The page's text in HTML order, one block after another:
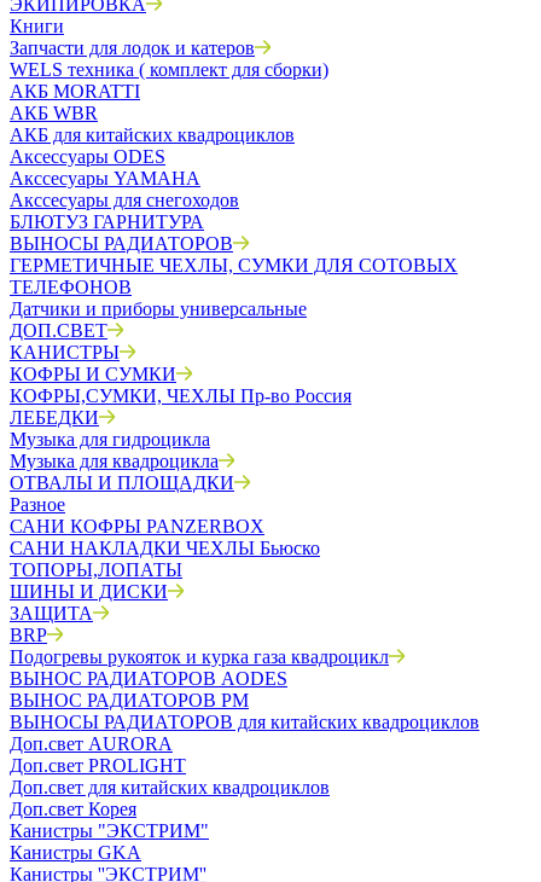
ЭКИПИРОВКА
Книги
Запчасти для лодок и катеров
WELS техника ( комплект для сборки)
АКБ MORATTI
АКБ WBR
АКБ для китайских квадроциклов
Аксессуары ODES
Акссесуары YAMAHA
Акссесуары для снегоходов
БЛЮТУЗ ГАРНИТУРА
ВЫНОСЫ РАДИАТОРОВ
ГЕРМЕТИЧНЫЕ ЧЕХЛЫ, СУМКИ ДЛЯ СОТОВЫХ
ТЕЛЕФОНОВ
Датчики и приборы универсальные
ДОП.СВЕТ
КАНИСТРЫ
КОФРЫ И СУМКИ
КОФРЫ,СУМКИ, ЧЕХЛЫ Пр-во Россия
ЛЕБЕДКИ
Музыка для гидроцикла
Музыка для квадроцикла
ОТВАЛЫ И ПЛОЩАДКИ
Разное
САНИ КОФРЫ PANZERBOX
САНИ НАКЛАДКИ ЧЕХЛЫ Бьюско
ТОПОРЫ,ЛОПАТЫ
ШИНЫ И ДИСКИ
ЗАЩИТА
BRP
Подогревы рукояток и курка газа квадроцикл
ВЫНОС РАДИАТОРОВ AODES
ВЫНОС РАДИАТОРОВ РМ
ВЫНОСЫ РАДИАТОРОВ для китайских квадроциклов
Доп.свет AURORA
Доп.свет PROLIGHT
Доп.свет для китайских квадроциклов
Доп.свет Корея
Канистры "ЭКСТРИМ"
Канистры GKA
Канистры ''ЭКСТРИМ''